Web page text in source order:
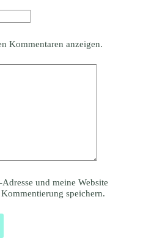
Kommentaren anzeigen.
und meine Website
speichern.